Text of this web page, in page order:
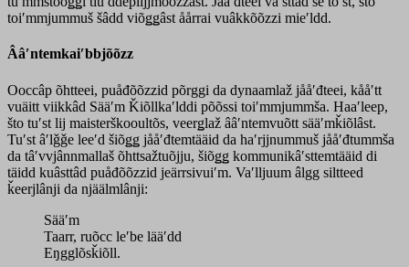
toiʹmmjummuš šâdd viõǥǥâst åårrai vuâkkõõzzi mieʹldd.
Ââʹntemkaiʹbbjõõzz
Ooccâp õhtteei, puåđõõzzid põrggi da dynaamlaž jååʹđteei, kååʹtt
vuäitt viikkâd Sääʹm Ǩiõllkaʹlddi põõssi toiʹmmjummša. Haaʹleep,
što tuʹst lij maisterškooultõs, veerǥlaž ââʹntemvuõtt sääʹmǩiõlâst.
Tuʹst âʹlǧǧe leeʹd šiõǥǥ jååʹđtemtääid da haʹrjjnummuš jååʹđtummša
da tâʹvvjânnmallaš õhttsažtuõjju, šiõǥǥ kommunikâʹsttemtääid di
täidd kuâsttâd puåđõõzzid jeärrsivuiʹm. Vaʹlljuum âlgg siltteed
ǩeerjlânji da njäälmlânji:
Sääʹm
Taarr, ruõcc leʹbe lääʹdd
Eŋgglõsǩiõll.